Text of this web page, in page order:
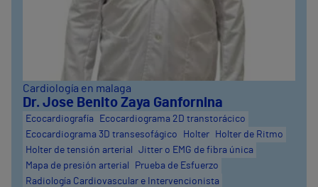
Cardiología en malaga
Dr. Jose Benito Zaya Ganfornina
Ecocardiografía
Ecocardiograma 2D transtorácico
Ecocardiograma 3D transesofágico
Holter
Holter de Ritmo
Holter de tensión arterial
Jitter o EMG de fibra única
Mapa de presión arterial
Prueba de Esfuerzo
Radiología Cardiovascular e Intervencionista